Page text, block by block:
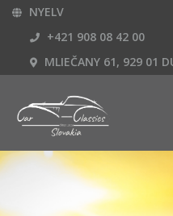
NYELV
+421 908 08 42 00
MLIEČANY 61, 929 01